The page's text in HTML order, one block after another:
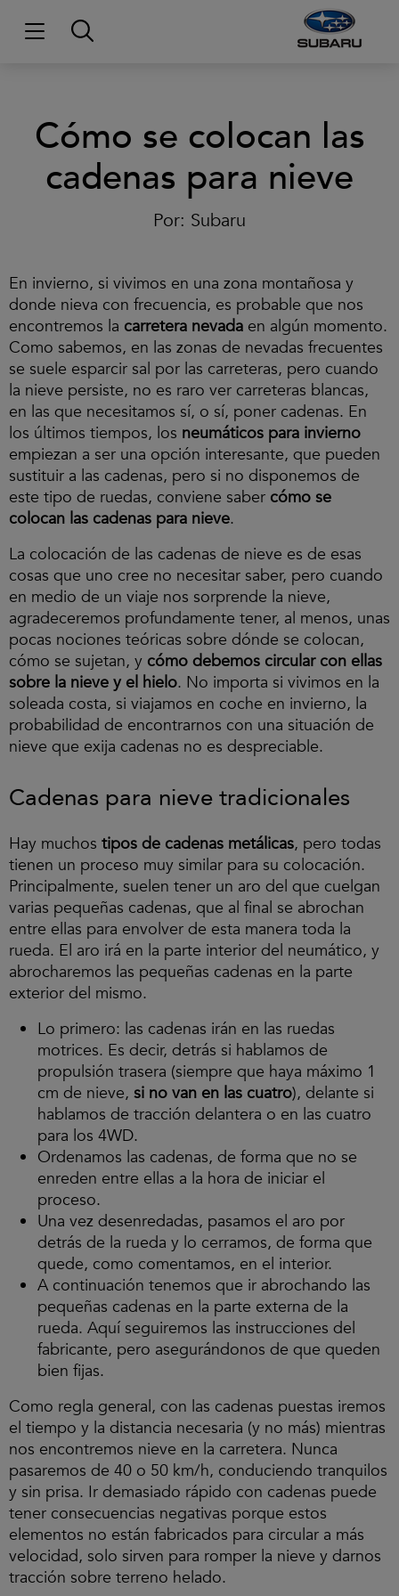
Cómo se colocan las
cadenas para nieve
Por: Subaru
En invierno, si vivimos en una zona montañosa y
donde nieva con frecuencia, es probable que nos
encontremos la carretera nevada en algún momento.
Como sabemos, en las zonas de nevadas frecuentes
se suele esparcir sal por las carreteras, pero cuando
la nieve persiste, no es raro ver carreteras blancas,
en las que necesitamos sí, o sí, poner cadenas. En
los últimos tiempos, los neumáticos para invierno
empiezan a ser una opción interesante, que pueden
sustituir a las cadenas, pero si no disponemos de
este tipo de ruedas, conviene saber cómo se
colocan las cadenas para nieve.
La colocación de las cadenas de nieve es de esas
cosas que uno cree no necesitar saber, pero cuando
en medio de un viaje nos sorprende la nieve,
agradeceremos profundamente tener, al menos, unas
pocas nociones teóricas sobre dónde se colocan,
cómo se sujetan, y cómo debemos circular con ellas
sobre la nieve y el hielo. No importa si vivimos en la
soleada costa, si viajamos en coche en invierno, la
probabilidad de encontrarnos con una situación de
nieve que exija cadenas no es despreciable.
Cadenas para nieve tradicionales
Hay muchos tipos de cadenas metálicas, pero todas
tienen un proceso muy similar para su colocación.
Principalmente, suelen tener un aro del que cuelgan
varias pequeñas cadenas, que al final se abrochan
entre ellas para envolver de esta manera toda la
rueda. El aro irá en la parte interior del neumático, y
abrocharemos las pequeñas cadenas en la parte
exterior del mismo.
Lo primero: las cadenas irán en las ruedas
motrices. Es decir, detrás si hablamos de
propulsión trasera (siempre que haya máximo 1
cm de nieve, si no van en las cuatro), delante si
hablamos de tracción delantera o en las cuatro
para los 4WD.
Ordenamos las cadenas, de forma que no se
enreden entre ellas a la hora de iniciar el
proceso.
Una vez desenredadas, pasamos el aro por
detrás de la rueda y lo cerramos, de forma que
quede, como comentamos, en el interior.
A continuación tenemos que ir abrochando las
pequeñas cadenas en la parte externa de la
rueda. Aquí seguiremos las instrucciones del
fabricante, pero asegurándonos de que queden
bien fijas.
Como regla general, con las cadenas puestas iremos
el tiempo y la distancia necesaria (y no más) mientras
nos encontremos nieve en la carretera. Nunca
pasaremos de 40 o 50 km/h, conduciendo tranquilos
y sin prisa. Ir demasiado rápido con cadenas puede
tener consecuencias negativas porque estos
elementos no están fabricados para circular a más
velocidad, solo sirven para romper la nieve y darnos
tracción sobre terreno helado.